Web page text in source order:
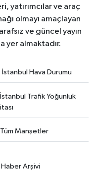
yatırımcılar ve araç
olmayı amaçlayan
ve güncel yayın
yer almaktadır.
İstanbul Hava Durumu
İstanbul Trafik Yoğunluk
Tüm Manşetler
Haber Arşivi